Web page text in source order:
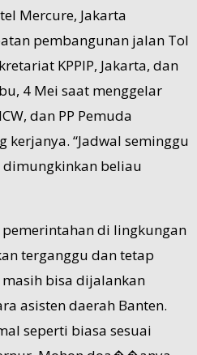
Mercure, Jakarta
pembangunan jalan Tol
KPPIP, Jakarta, dan
4 Mei saat menggelar
dan PP Pemuda
“Jadwal seminggu
beliau
di lingkungan
terganggu dan tetap
bisa dijalankan
asisten daerah Banten.
seperti biasa sesuai